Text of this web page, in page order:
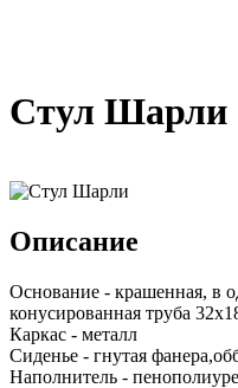
Стул Шарли
Описание
Основание - крашенная, в
конусированная труба
Каркас - металл
Сиденье - гнутая
Наполнитель -